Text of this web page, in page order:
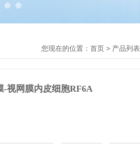
您现在的位置： 首页 > 产品列表
-视网膜内皮细胞RF6A